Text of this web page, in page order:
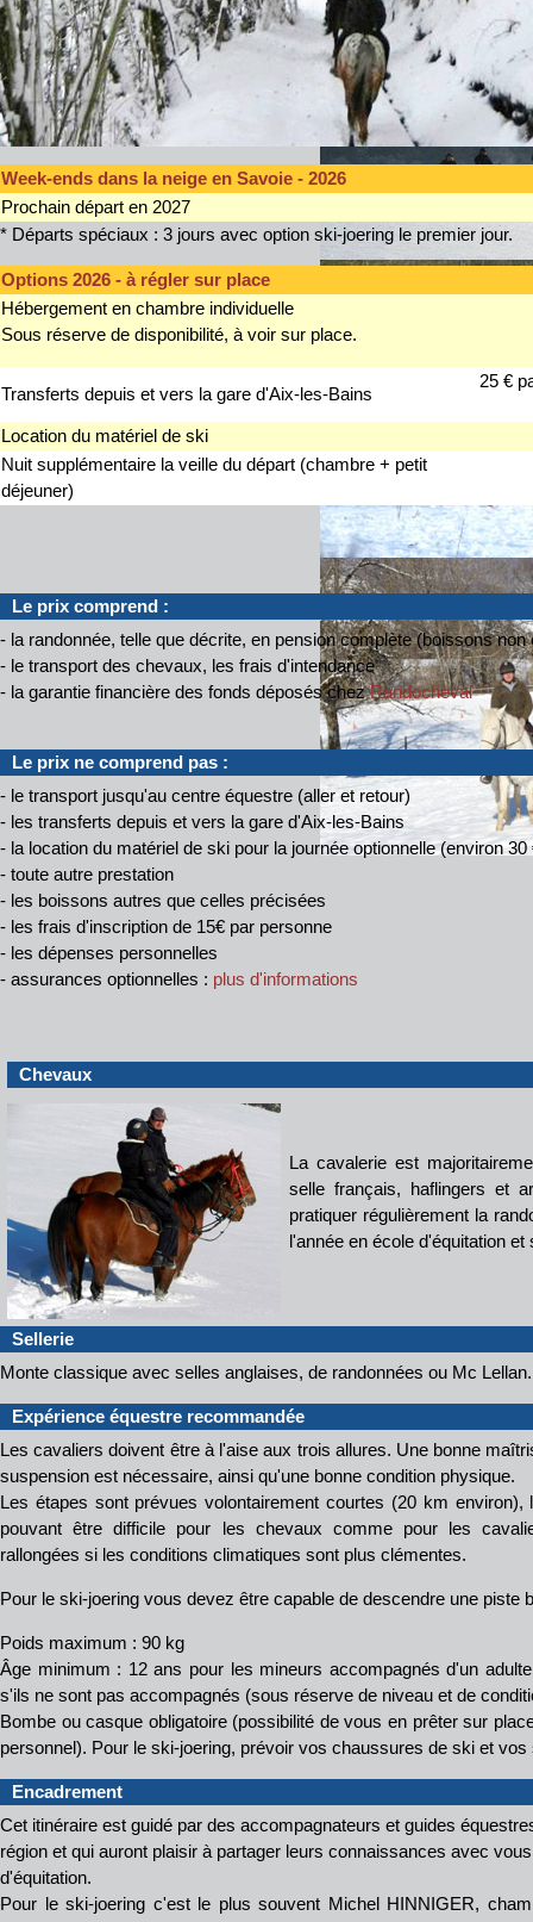
Week-ends dans la neige en Savoie - 2026
Prochain départ en 2027
* Départs spéciaux : 3 jours avec option ski-joering le premier jour.
Options 2026 - à régler sur place
Hébergement en chambre individuelle
Sous réserve de disponibilité, à voir sur place.
Transferts depuis et vers la gare d'Aix-les-Bains
25 €
Location du matériel de ski
Nuit supplémentaire la veille du départ (chambre + petit
déjeuner)
Le prix comprend :
- la randonnée, telle que décrite, en pension complète (boissons
- le transport des chevaux, les frais d'intendance
- la garantie financière des fonds déposés chez Randocheval
Le prix ne comprend pas :
- le transport jusqu'au centre équestre (aller et retour)
- les transferts depuis et vers la gare d'Aix-les-Bains
- la location du matériel de ski pour la journée optionnelle (environ 30
- toute autre prestation
- les boissons autres que celles précisées
- les frais d'inscription de 15€ par personne
- les dépenses personnelles
- assurances optionnelles : plus d'informations
Chevaux
La cavalerie est
selle français, haflingers et
pratiquer régulièrement la
l'année en école d'équitation et
Sellerie
Monte classique avec selles anglaises, de randonnées ou Mc Lellan.
Expérience équestre recommandée
Les cavaliers doivent être à l'aise aux trois allures. Une bonne
suspension est nécessaire, ainsi qu'une bonne condition physique.
Les étapes sont prévues volontairement courtes (20 km environ),
pouvant être difficile pour les chevaux comme pour les
rallongées si les conditions climatiques sont plus clémentes.
Pour le ski-joering vous devez être capable de descendre une piste
Poids maximum : 90 kg
Âge minimum : 12 ans pour les mineurs accompagnés d'un
s'ils ne sont pas accompagnés (sous réserve de niveau et de
Bombe ou casque obligatoire (possibilité de vous en prêter sur
personnel). Pour le ski-joering, prévoir vos chaussures de ski et
Encadrement
Cet itinéraire est guidé par des accompagnateurs et guides
région et qui auront plaisir à partager leurs connaissances avec
d'équitation.
Pour le ski-joering c'est le plus souvent Michel HINNIGER,